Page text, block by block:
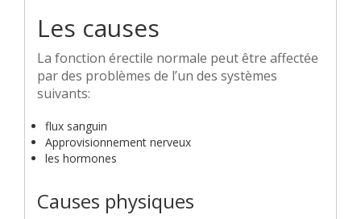
Les causes
La fonction érectile normale peut être affectée
par des problèmes de l’un des systèmes
suivants:
flux sanguin
Approvisionnement nerveux
les hormones
Causes physiques